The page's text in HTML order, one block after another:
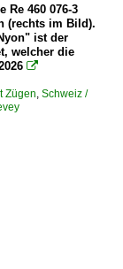
Züge
460 076-3
(rechts im Bild).
ist der
welcher die

Zügen Schweiz /